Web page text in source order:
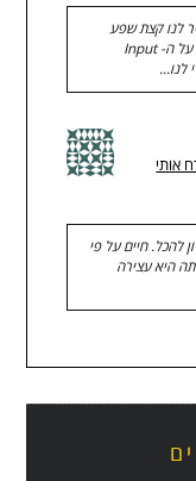
לנו קצת שפע
בעגלת עלי-אקספרס הריקה הזו שלנו. רב תודות על ה- Input
לנו…
מארח אותי
להכל. חיים על פי
היא עצירה